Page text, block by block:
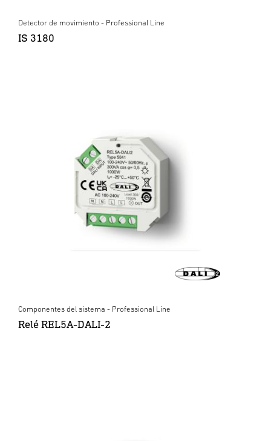
Detector de movimiento - Professional Line
IS 3180
Componentes del sistema - Professional Line
Relé REL5A-DALI-2